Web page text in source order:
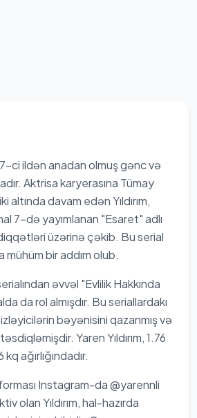
ci ildən anadan olmuş gənc və
Aktrisa karyerasına Tümay
davam edən Yıldırım,
7-də yayımlanan "Esaret" adlı
üzərinə çəkib. Bu serial
mühüm bir addım olub.
əvvəl "Evlilik Hakkında
da rol almışdır. Bu seriallardakı
bəyənisini qazanmış və
Yaren Yıldırım, 1.76
ağırlığındadır.
Instagram-da @yarennli
olan Yıldırım, hal-hazırda